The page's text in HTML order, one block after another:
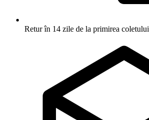
Retur în 14 zile de la primirea coletului